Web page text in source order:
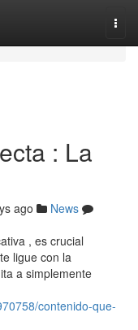
: La
ago
News
, es crucial
ligue con la
a simplemente
contenido-que-